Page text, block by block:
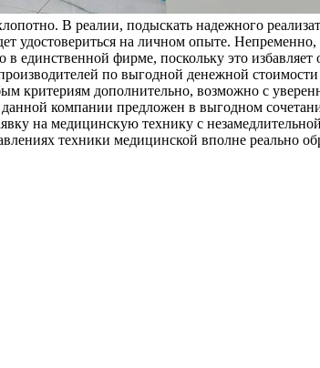
В реалии, подыскать надежного
удостовериться на личном опыте.
единственной фирме, поскольку это
по выгодной денежной
дополнительно, возможно с
компании предложен в выгодном
на медицинскую технику с
техники медицинской вполне реально